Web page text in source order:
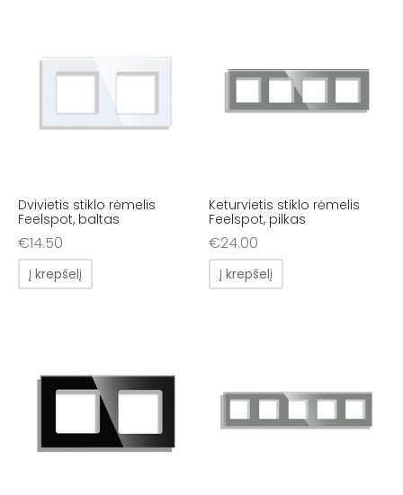
Dvivietis stiklo rėmelis
Feelspot, baltas
€14.50
Į krepšelį
Keturvietis stiklo rėmelis
Feelspot, pilkas
€24.00
Į krepšelį